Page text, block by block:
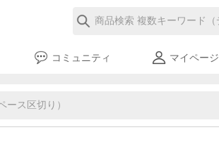
コミュニティ マイページ